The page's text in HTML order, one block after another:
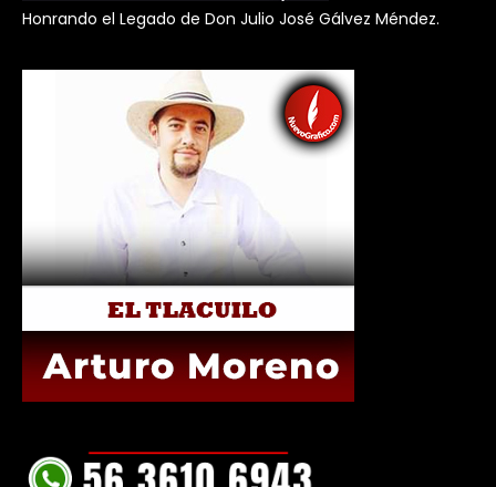
Honrando el Legado de Don Julio José Gálvez Méndez.